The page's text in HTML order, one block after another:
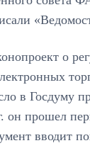
о
в Госдуму
он прошел
вводит